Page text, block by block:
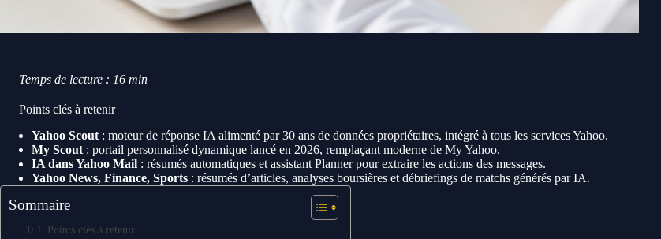
Temps de lecture : 16 min
Points clés à retenir
Yahoo Scout : moteur de réponse IA alimenté par 30 ans de données propriétaires, intégré à tous les services Yahoo.
My Scout : portail personnalisé dynamique lancé en 2026, remplaçant moderne de My Yahoo.
IA dans Yahoo Mail : résumés automatiques et assistant Planner pour extraire les actions des messages.
Yahoo News, Finance, Sports : résumés d’articles, analyses boursières et débriefings de matchs générés par IA.
Sommaire
Points clés à retenir